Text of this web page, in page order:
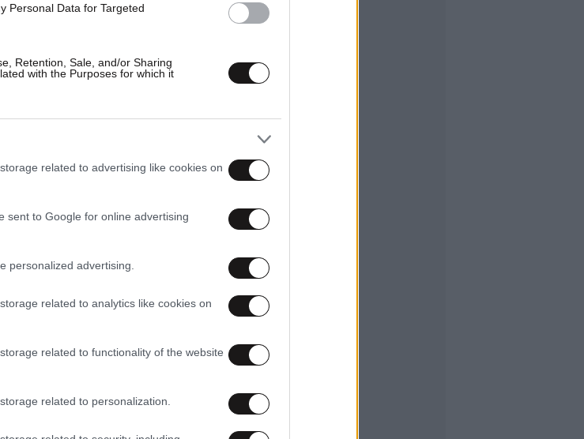
Personal Data for Targeted
Retention, Sale, and/or Sharing
with the Purposes for which it
related to advertising like cookies on
sent to Google for online advertising
personalized advertising.
related to analytics like cookies on
related to functionality of the website
related to personalization.